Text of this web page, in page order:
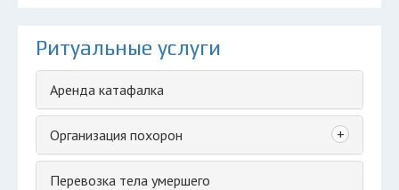
Ритуальные услуги
Аренда катафалка
Организация похорон +
Перевозка тела умершего